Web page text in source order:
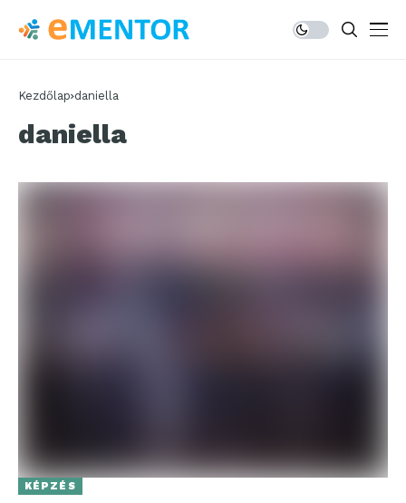
Kezdőlap daniella
daniella
KÉPZÉS